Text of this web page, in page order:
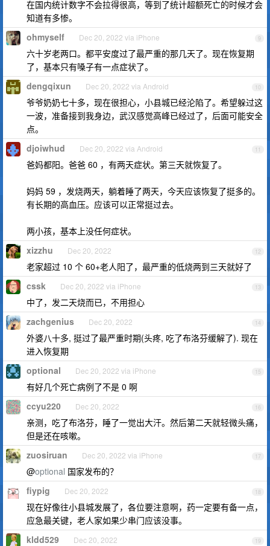
在国内统计数字不会拉得很高，等到了统计超额死亡的时候才会
知道有多惨。
9
ohmyself Dec 20, 2022 via iPhone
六十岁老两口。都平安度过了最严重的那几天了。现在恢复期
了，基本只有嗓子有一点症状了。
10
dengqixun Dec 20, 2022 via Android
爷爷奶奶七十多，现在很担心，小县城已经沦陷了。希望躲过这
一波，准备接到我身边，武汉感觉高峰已经过了，后面可能安全
点。
11
djoiwhud Dec 20, 2022 via Android
爸妈都阳。爸爸 60 ，有两天症状。第三天就恢复了。
妈妈 59 ，发烧两天，躺着睡了两天，今天应该恢复了挺多的。
有长期的高血压。应该可以正常挺过去。
两小孩，基本上没任何症状。
12
xizzhu Dec 20, 2022
老家超过 10 个 60+老人阳了，最严重的低烧两到三天就好了
13
cssk Dec 20, 2022 via iPhone
中了，发二天烧而已，不用担心
14
zachgenius Dec 20, 2022
外婆八十多, 挺过了最严重时期(头疼, 吃了布洛芬缓解了). 现在
进入恢复期
15
optional Dec 20, 2022 via iPhone
有好几个死亡病例了不是 0 啊
16
ccyu220 Dec 20, 2022
亲测，吃了布洛芬，睡了一觉出大汗。然后第二天就轻微头痛，
但是还在咳嗽。
17
zuosiruan Dec 20, 2022 via iPhone
@optional 国家发布的？
18
fiypig Dec 20, 2022
现在好像往小县城发展了，各位要注意啊，药一定要有备一点，
应急最关键，老人家如果少串门应该没事。
19
kldd529 Dec 20, 2022